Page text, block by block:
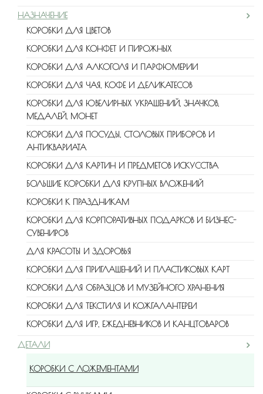
НАЗНАЧЕНИЕ
КОРОБКИ ДЛЯ ЦВЕТОВ
КОРОБКИ ДЛЯ КОНФЕТ И ПИРОЖНЫХ
КОРОБКИ ДЛЯ АЛКОГОЛЯ И ПАРФЮМЕРИИ
КОРОБКИ ДЛЯ ЧАЯ, КОФЕ И ДЕЛИКАТЕСОВ
КОРОБКИ ДЛЯ ЮВЕЛИРНЫХ УКРАШЕНИЙ, ЗНАЧКОВ,
МЕДАЛЕЙ, МОНЕТ
КОРОБКИ ДЛЯ ПОСУДЫ, СТОЛОВЫХ ПРИБОРОВ И
АНТИКВАРИАТА
КОРОБКИ ДЛЯ КАРТИН И ПРЕДМЕТОВ ИСКУССТВА
БОЛЬШИЕ КОРОБКИ ДЛЯ КРУПНЫХ ВЛОЖЕНИЙ
КОРОБКИ К ПРАЗДНИКАМ
КОРОБКИ ДЛЯ КОРПОРАТИВНЫХ ПОДАРКОВ И БИЗНЕС-
СУВЕНИРОВ
ДЛЯ КРАСОТЫ И ЗДОРОВЬЯ
КОРОБКИ ДЛЯ ПРИГЛАШЕНИЙ И ПЛАСТИКОВЫХ КАРТ
КОРОБКИ ДЛЯ ОБРАЗЦОВ И МУЗЕЙНОГО ХРАНЕНИЯ
КОРОБКИ ДЛЯ ТЕКСТИЛЯ И КОЖГАЛАНТЕРЕИ
КОРОБКИ ДЛЯ ИГР, ЕЖЕДНЕВНИКОВ И КАНЦТОВАРОВ
ДЕТАЛИ
КОРОБКИ С ЛОЖЕМЕНТАМИ